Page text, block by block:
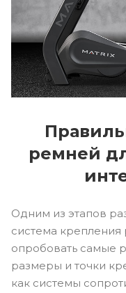
ремней
Одним из этапов
система
опробовать самые
размеры и точки
как системы